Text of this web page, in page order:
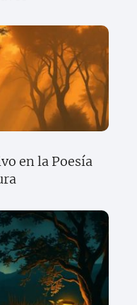
en la Poesía